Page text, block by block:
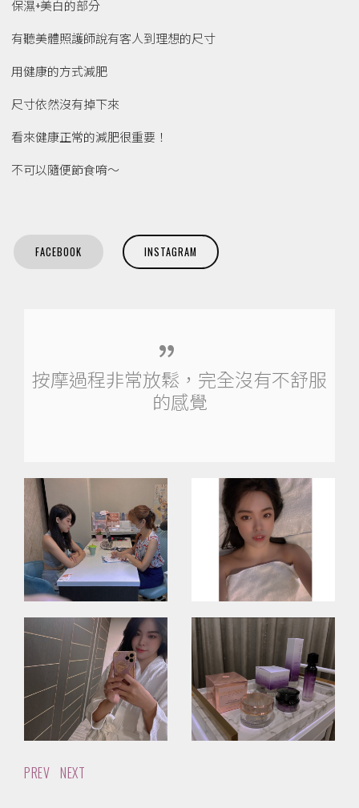
保濕+美白的部分
有聽美體照護師說有客人到理想的尺寸
用健康的方式減肥
尺寸依然沒有掉下來
看來健康正常的減肥很重要！
不可以隨便節食唷～
FACEBOOK INSTAGRAM
按摩過程非常放鬆，完全沒有不舒服
的感覺
PREV NEXT